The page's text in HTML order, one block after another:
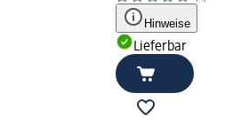
Hinweise
Lieferbar